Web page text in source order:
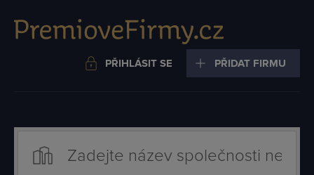
PŘIHLÁSIT SE PŘIDAT FIRMU